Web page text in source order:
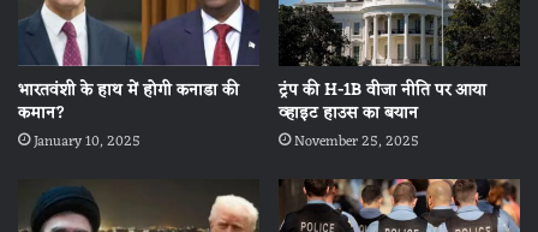
भारतवंशी के हाथ में होगी कनाडा की
कमान?
January 10, 2025
ट्रंप की H-1B वीजा नीति पर आया
व्हाइट हाउस का बयान
November 25, 2025